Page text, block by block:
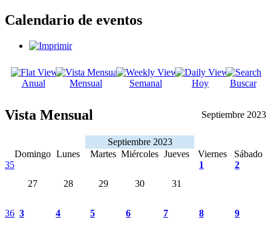
Calendario de eventos
Anual Mensual Semanal Hoy Buscar
Vista Mensual Septiembre 2023
Septiembre 2023
Domingo Lunes Martes Miércoles Jueves Viernes
Sábado
35
27
28 29 30 31
1 2
36 3 4 5 6 7 8 9